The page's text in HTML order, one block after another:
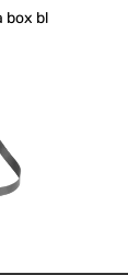
box bl